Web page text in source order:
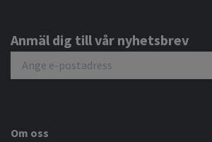
Anmäl dig till vår nyhetsbrev
Om oss